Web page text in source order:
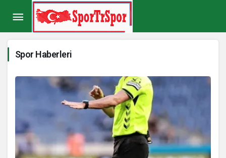
Spor Haberleri